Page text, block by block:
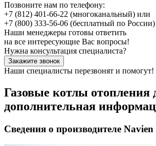
Позвоните нам по телефону:
+7 (812) 401-66-22 (многоканальный) или
+7 (800) 333-56-06 (бесплатный по России)
Наши менеджеры готовы ответить
на все интересующие Вас вопросы!
Нужна консультация специалиста?
Закажите звонок
Наши специалисты перезвонят и помогут!
Газовые котлы
дополнительная
Сведения о производителе Navien